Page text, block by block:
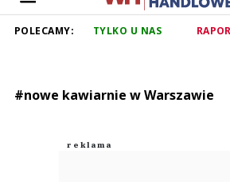
POLECAMY: TYLKO U NAS
#nowe kawiarnie w Warszawie